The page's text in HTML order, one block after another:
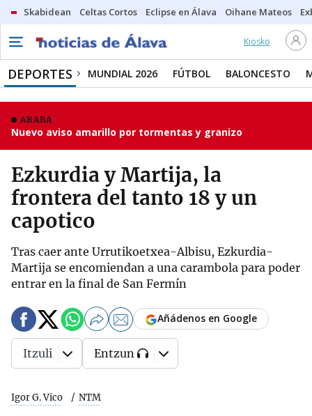
Skabidean Celtas Cortos Eclipse en Álava Oihane Mateos
Kiosko
DEPORTES MUNDIAL 2026 FÚTBOL BALONCESTO
ARABA
Nuevo aviso amarillo por tormentas y granizo
Ezkurdia y Martija, la
frontera del tanto 18 y un
capotico
Tras caer ante Urrutikoetxea-Albisu, Ezkurdia-
Martija se encomiendan a una carambola para poder
entrar en la final de San Fermín
Igor G. Vico NTM
Añádenos en Google
Itzuli Entzun